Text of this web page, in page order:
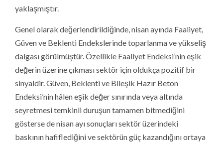
yaklaşmıştır.
Genel olarak değerlendirildiğinde, nisan ayında Faaliyet,
Güven ve Beklenti Endekslerinde toparlanma ve yükseliş
dalgası görülmüştür. Özellikle Faaliyet Endeksi’nin eşik
değerin üzerine çıkması sektör için oldukça pozitif bir
sinyaldir. Güven, Beklenti ve Bileşik Hazır Beton
Endeksi’nin hâlen eşik değer sınırında veya altında
seyretmesi temkinli duruşun tamamen bitmediğini
gösterse de nisan ayı sonuçları sektör üzerindeki
baskının hafiflediğini ve sektörün güç kazandığını ortaya